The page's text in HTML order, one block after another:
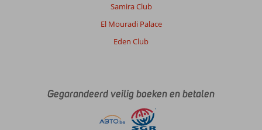
Samira Club
El Mouradi Palace
Eden Club
Gegarandeerd veilig boeken en betalen